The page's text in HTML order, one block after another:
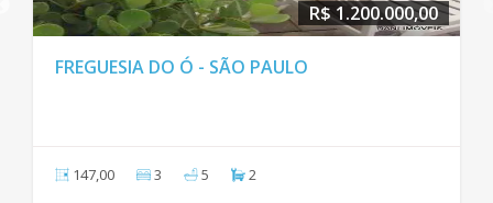
R$ 1.200.000,00
FREGUESIA DO Ó - SÃO PAULO
147,00 3 5 2